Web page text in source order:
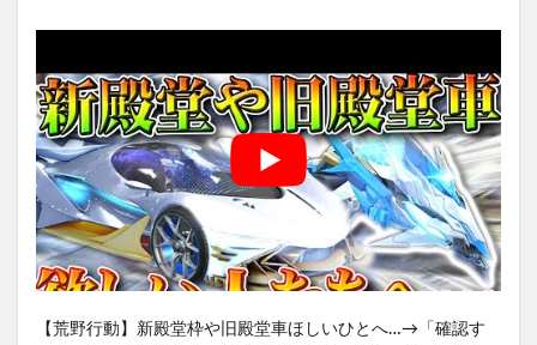
【荒野行動】新殿堂枠や旧殿堂車ほしいひとへ…→「確認す